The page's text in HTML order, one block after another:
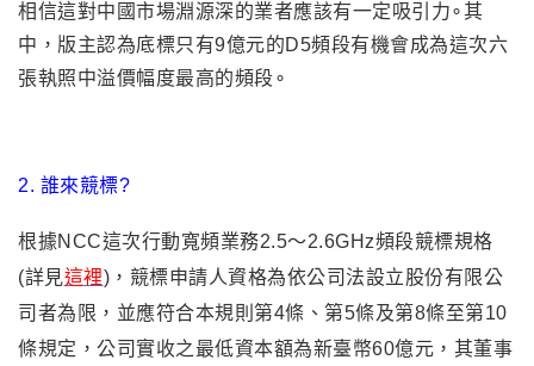
相信這對中國市場淵源深的業者應該有一定吸引力∘其
中 ，版主認為底標只有9億元的D5頻段有機會成為這次六
張執照中溢價幅度最高的頻段∘
2. 誰來競標?
根據NCC這次行動寬頻業務2.5～2.6GHz頻段競標規格
(詳見這裡) ，競標申請人資格為依公司法設立股份有限公
司者為限，並應符合本規則第4條、第5條及第8條至第10
條規定，公司實收之最低資本額為新臺幣60億元，其董事